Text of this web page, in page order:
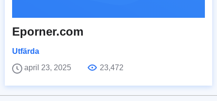
Eporner.com
Utfärda
april 23, 2025
23,472